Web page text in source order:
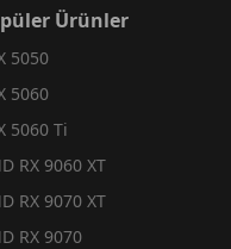
Ürünler
5050
5060
5060 Ti
RX 9060 XT
RX 9070 XT
RX 9070